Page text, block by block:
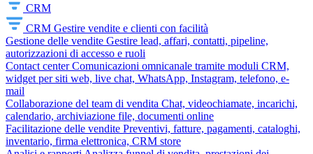
CRM
CRM Gestire vendite e clienti con facilità
Gestione delle vendite Gestire lead, affari, contatti, pipeline,
autorizzazioni di accesso e ruoli
Contact center Comunicazioni omnicanale tramite moduli CRM,
widget per siti web, live chat, WhatsApp, Instagram, telefono, e-
mail
Collaborazione del team di vendita Chat, videochiamate, incarichi,
calendario, archiviazione file, documenti online
Facilitazione delle vendite Preventivi, fatture, pagamenti, cataloghi,
inventario, firma elettronica, CRM store